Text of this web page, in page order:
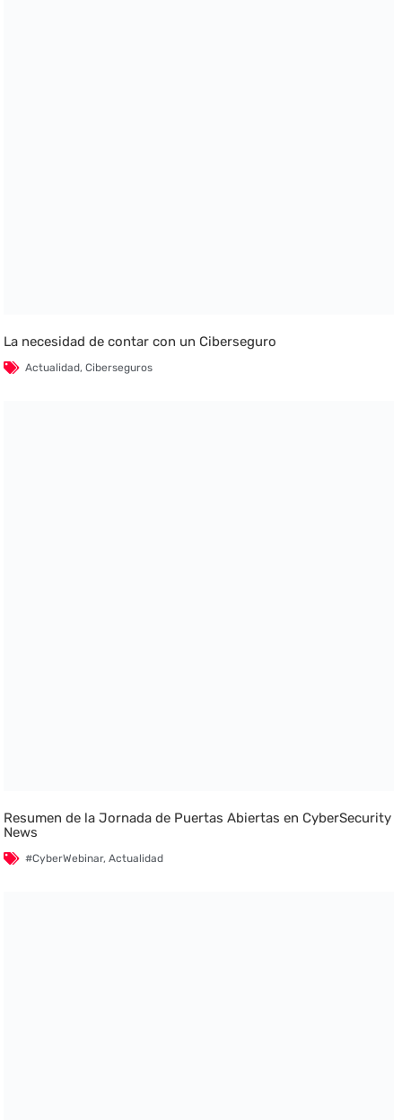
La necesidad de contar con un Ciberseguro
Actualidad,Ciberseguros
Resumen de la Jornada de Puertas Abiertas en CyberSecurity
News
#CyberWebinar,Actualidad